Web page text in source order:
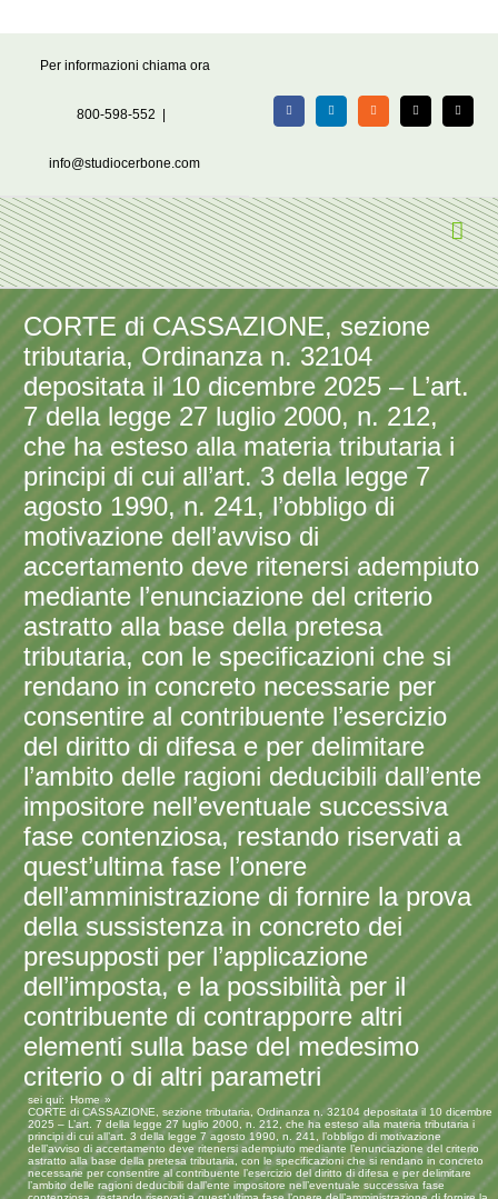
Per informazioni chiama ora
800-598-552
info@studiocerbone.com
FacebookLinkedIn Rss X Email
CORTE di CASSAZIONE, sezione
tributaria, Ordinanza n. 32104
depositata il 10 dicembre 2025 – L’art.
7 della legge 27 luglio 2000, n. 212,
che ha esteso alla materia tributaria i
principi di cui all’art. 3 della legge 7
agosto 1990, n. 241, l’obbligo di
motivazione dell’avviso di
accertamento deve ritenersi adempiuto
mediante l’enunciazione del criterio
astratto alla base della pretesa
tributaria, con le specificazioni che si
rendano in concreto necessarie per
consentire al contribuente l’esercizio
del diritto di difesa e per delimitare
l’ambito delle ragioni deducibili dall’ente
impositore nell’eventuale successiva
fase contenziosa, restando riservati a
quest’ultima fase l’onere
dell’amministrazione di fornire la prova
della sussistenza in concreto dei
presupposti per l’applicazione
dell’imposta, e la possibilità per il
contribuente di contrapporre altri
elementi sulla base del medesimo
criterio o di altri parametri
sei qui:
Home
CORTE di CASSAZIONE, sezione tributaria, Ordinanza n. 32104 depositata il 10 dicembre
2025 – L’art. 7 della legge 27 luglio 2000, n. 212, che ha esteso alla materia tributaria i
principi di cui all’art. 3 della legge 7 agosto 1990, n. 241, l’obbligo di motivazione
dell’avviso di accertamento deve ritenersi adempiuto mediante l’enunciazione del criterio
astratto alla base della pretesa tributaria, con le specificazioni che si rendano in concreto
necessarie per consentire al contribuente l’esercizio del diritto di difesa e per delimitare
l’ambito delle ragioni deducibili dall’ente impositore nell’eventuale successiva fase